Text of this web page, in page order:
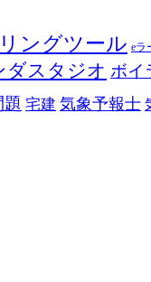
ングツール eラ
ダスタジオ ボイ
宅建 気象予報士